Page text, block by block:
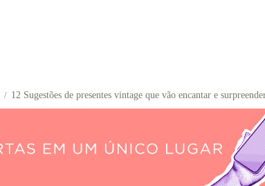
/ 12 Sugestões de presentes vintage que vão encantar e